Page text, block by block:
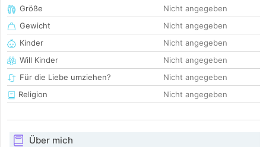
Größe
Nicht angegeben
Gewicht
Nicht angegeben
Kinder
Nicht angegeben
Will Kinder
Nicht angegeben
Für die Liebe umziehen?
Nicht angegeben
Religion
Nicht angegeben
Über mich